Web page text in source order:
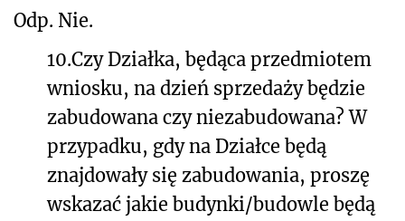
Odp. Nie.
10.Czy Działka, będąca przedmiotem
wniosku, na dzień sprzedaży będzie
zabudowana czy niezabudowana? W
przypadku, gdy na Działce będą
znajdowały się zabudowania, proszę
wskazać jakie budynki/budowle będą